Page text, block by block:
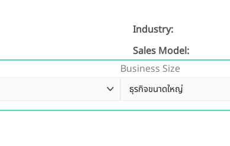
Industry:
Sales Model:
Business Size